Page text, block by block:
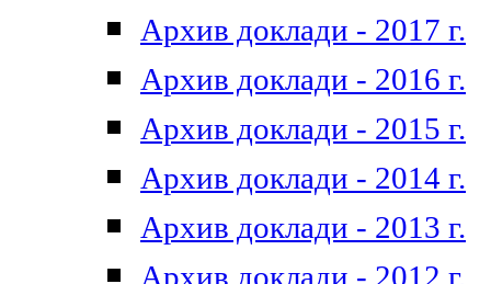
Архив доклади - 2017 г.
Архив доклади - 2016 г.
Архив доклади - 2015 г.
Архив доклади - 2014 г.
Архив доклади - 2013 г.
Архив доклади - 2012 г.